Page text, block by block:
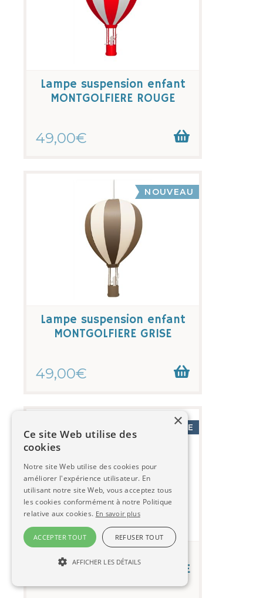
Lampe suspension enfant
MONTGOLFIERE ROUGE
49,00€
Lampe suspension enfant
MONTGOLFIERE GRISE
49,00€
NOUVEAU
Lampe suspension enfant
MONTGOLFIERE VERT POMME
PAS DE STOCK DISPONIBLE
×
Ce site Web utilise des
cookies
Notre site Web utilise des cookies pour
améliorer l'expérience utilisateur. En
utilisant notre site Web, vous acceptez tous
les cookies conformément à notre Politique
relative aux cookies. En savoir plus
ACCEPTER TOUT REFUSER TOUT
AFFICHER LES DÉTAILS